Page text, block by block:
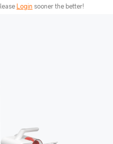
Login sooner the better!